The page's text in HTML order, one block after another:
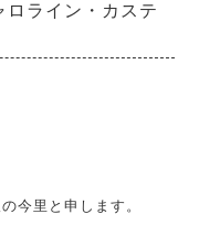
ロライン・カステ
今里と申します。